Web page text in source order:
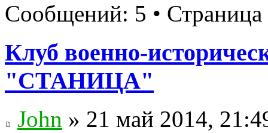
Сообщений: 5 • Страница
Клуб военно-
"СТАНИЦА"
John » 21 май 2014,